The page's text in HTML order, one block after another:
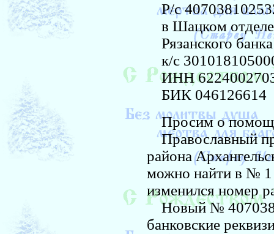
Р/с
в Шацком
Рязанского
к/с
ИНН
БИК 046126614
Просим о
Православный
района
можно найти в № 1
изменился номер
Новый №
банковские